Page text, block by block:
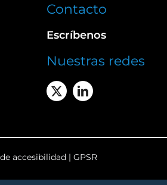
Contacto
Escríbenos
Nuestras redes
accesibilidad| GPSR